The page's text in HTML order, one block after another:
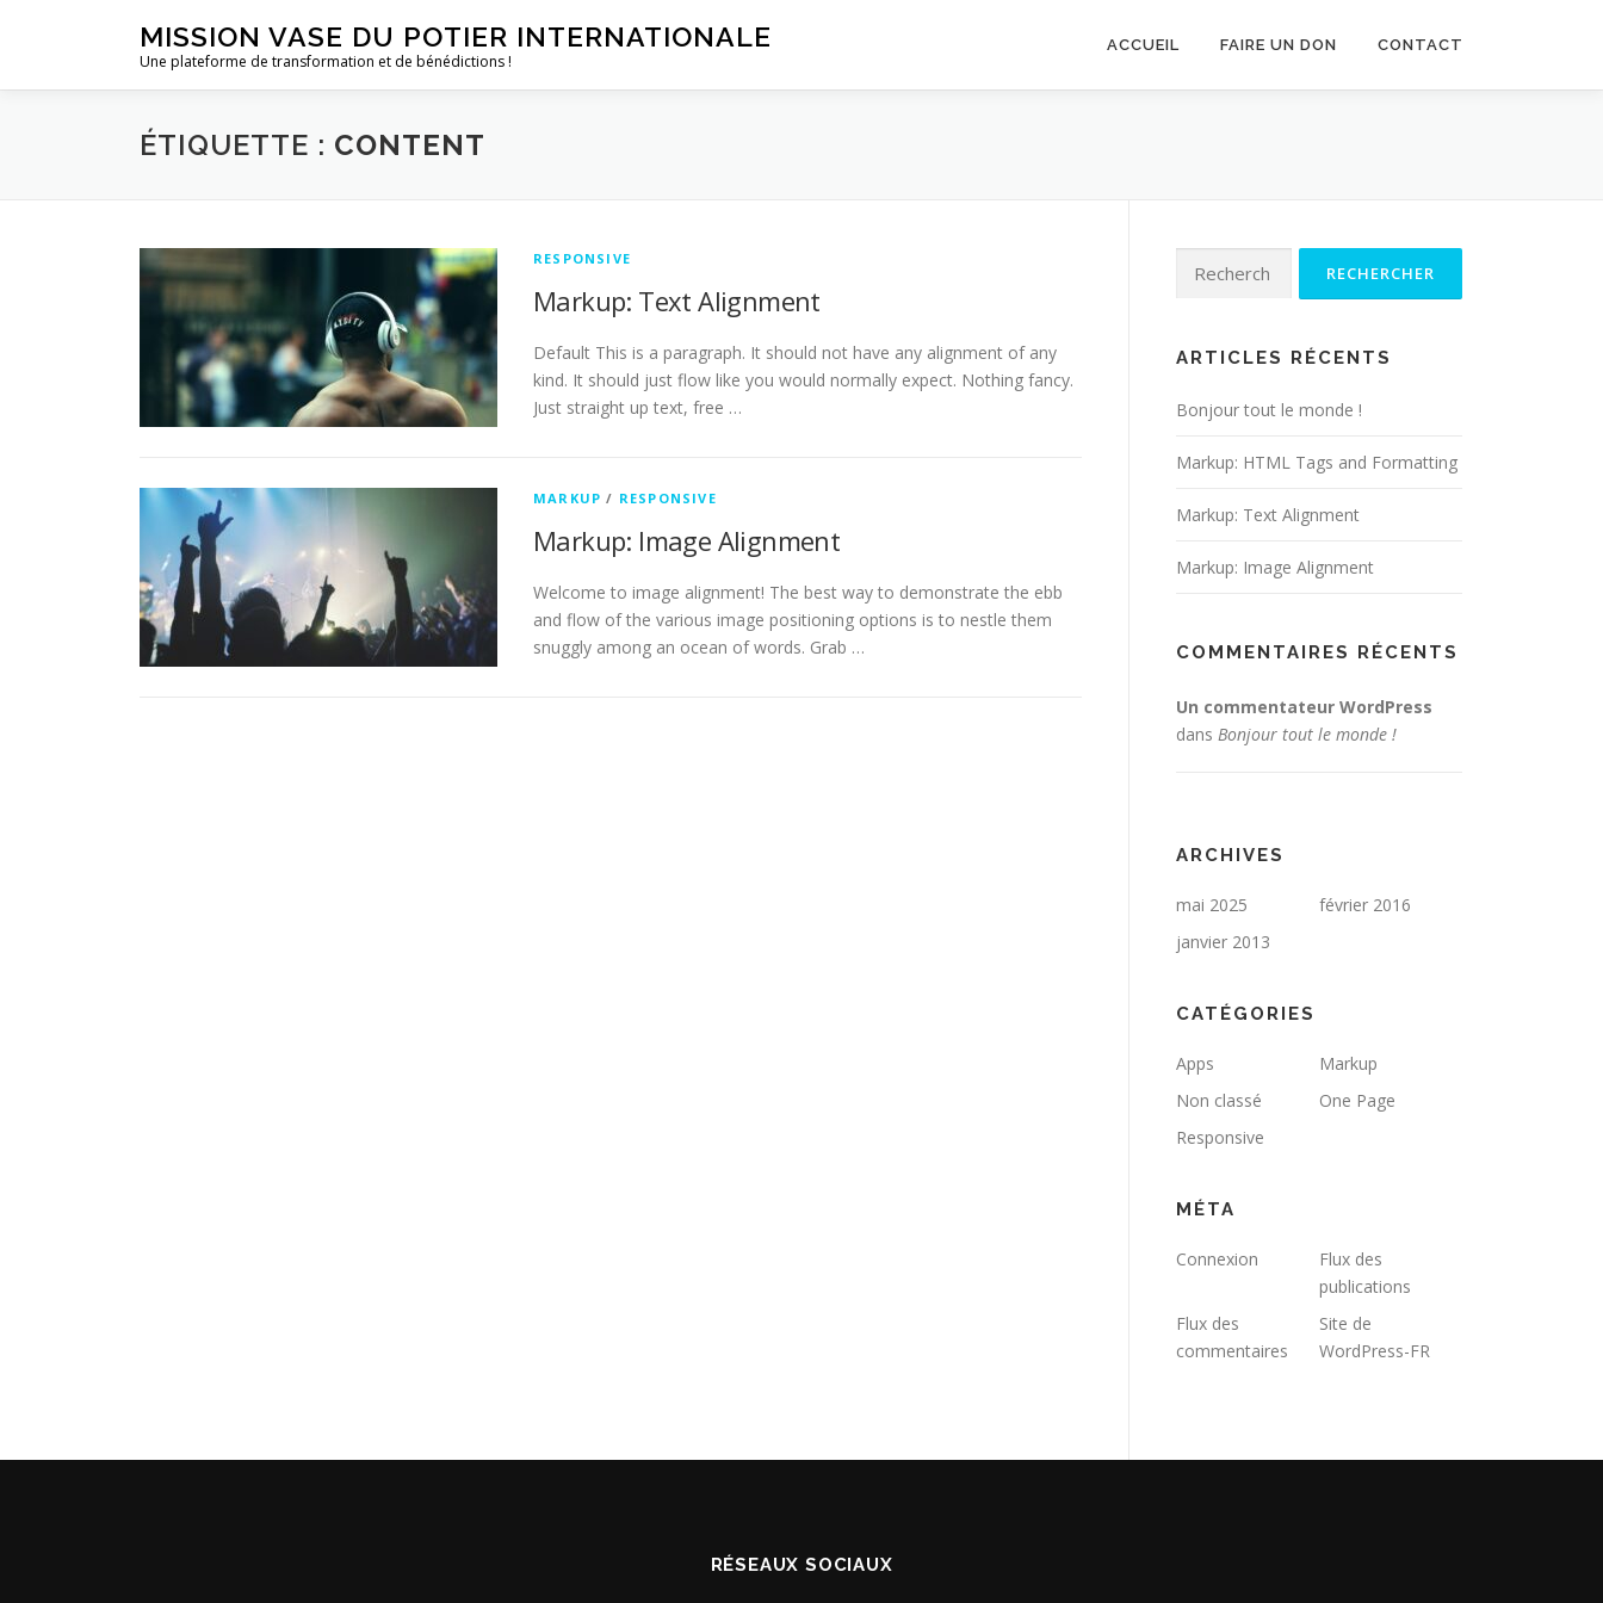
MISSION VASE DU POTIER INTERNATIONALE
Une plateforme de transformation et de bénédictions !
ACCUEIL FAIRE UN DON CONTACT
ÉTIQUETTE : CONTENT
RESPONSIVE
Markup: Text Alignment
Default This is a paragraph. It should not have any alignment of any
kind. It should just flow like you would normally expect. Nothing fancy.
Just straight up text, free …
MARKUP / RESPONSIVE
Markup: Image Alignment
Welcome to image alignment! The best way to demonstrate the ebb
and flow of the various image positioning options is to nestle them
snuggly among an ocean of words. Grab …
ARTICLES RÉCENTS
Bonjour tout le monde !
Markup: HTML Tags and Formatting
Markup: Text Alignment
Markup: Image Alignment
COMMENTAIRES RÉCENTS
Un commentateur WordPress
dans Bonjour tout le monde !
ARCHIVES
mai 2025
février 2016
janvier 2013
CATÉGORIES
Apps
Markup
Non classé
One Page
Responsive
MÉTA
Connexion
Flux des
publications
Flux des
commentaires
Site de
WordPress-FR
RÉSEAUX SOCIAUX